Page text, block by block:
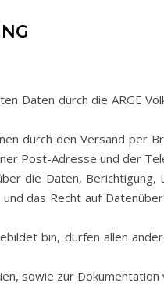
Daten durch die ARGE
durch den Versand per
Post-Adresse und der
die Daten, Berichtigung,
und das Recht auf
bin, dürfen allen
sowie zur